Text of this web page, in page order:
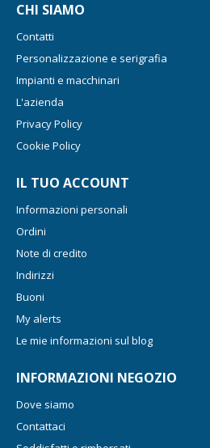
CHI SIAMO
Contatti
Personalizzazione e serigrafia
Impianti e macchinari
L'azienda
Privacy Policy
Cookie Policy
IL TUO ACCOUNT
Informazioni personali
Ordini
Note di credito
Indirizzi
Buoni
My alerts
Le mie informazioni sul blog
INFORMAZIONI NEGOZIO
Dove siamo
Contattaci